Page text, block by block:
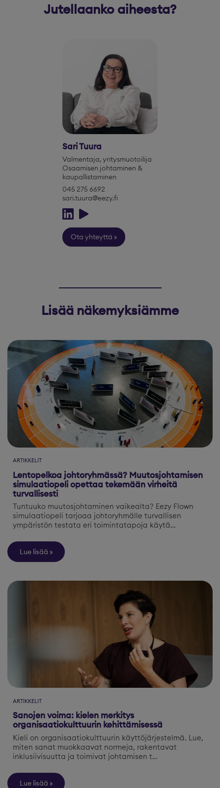
Jutellaanko aiheesta?
Sari Tuura
Valmentaja, yritysmuotoilija
Osaamisen johtaminen &
kaupallistaminen
045 275 6692
sari.tuura@eezy.fi
Ota yhteyttä
Lisää näkemyksiämme
ARTIKKELIT
Lentopelkoa johtoryhmässä? Muutosjohtamisen
simulaatiopeli opettaa tekemään virheitä
turvallisesti
Tuntuuko muutosjohtaminen vaikealta? Eezy Flown
simulaatiopeli tarjoaa johtoryhmälle turvallisen
ympäristön testata eri toimintatapoja käytä…
Lue lisää
ARTIKKELIT
Sanojen voima: kielen merkitys
organisaatiokulttuurin kehittämisessä
Kieli on organisaatiokulttuurin käyttöjärjestelmä. Lue,
miten sanat muokkaavat normeja, rakentavat
inklusiivisuutta ja toimivat johtamisen t…
Lue lisää